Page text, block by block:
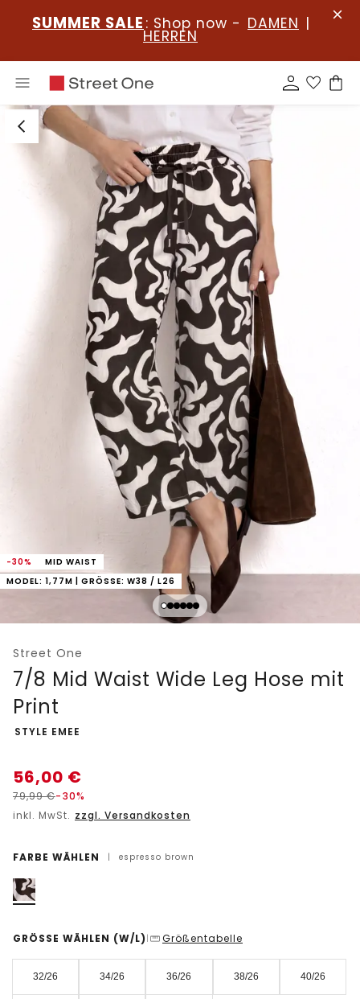
SUMMER SALE : Shop now - DAMEN |
HERREN
-30%
MID WAIST
MODEL: 1,77M | GRÖSSE: W38 / L26
Street One
7/8 Mid Waist Wide Leg Hose mit
Print
-
STYLE EMEE
56,00 €
79,99€-30%
inkl. MwSt. zzgl. Versandkosten
FARBE WÄHLEN | espresso brown
GRÖSSE WÄHLEN (W/L) | Größentabelle
32/26 34/26 36/26 38/26 40/26